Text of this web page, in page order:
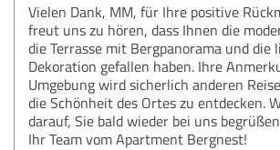
Vielen Dank, MM, für Ihre positive
freut uns zu hören, dass Ihnen die
die Terrasse mit Bergpanorama und die
Dekoration gefallen haben. Ihre
Umgebung wird sicherlich anderen
die Schönheit des Ortes zu entdecken.
darauf, Sie bald wieder bei uns
Ihr Team vom Apartment Bergnest!